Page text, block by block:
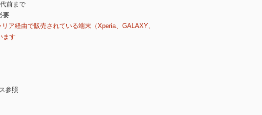
前まで
要
ア経由で販売されている端末（Xperia、GALAXY、
ます
参照